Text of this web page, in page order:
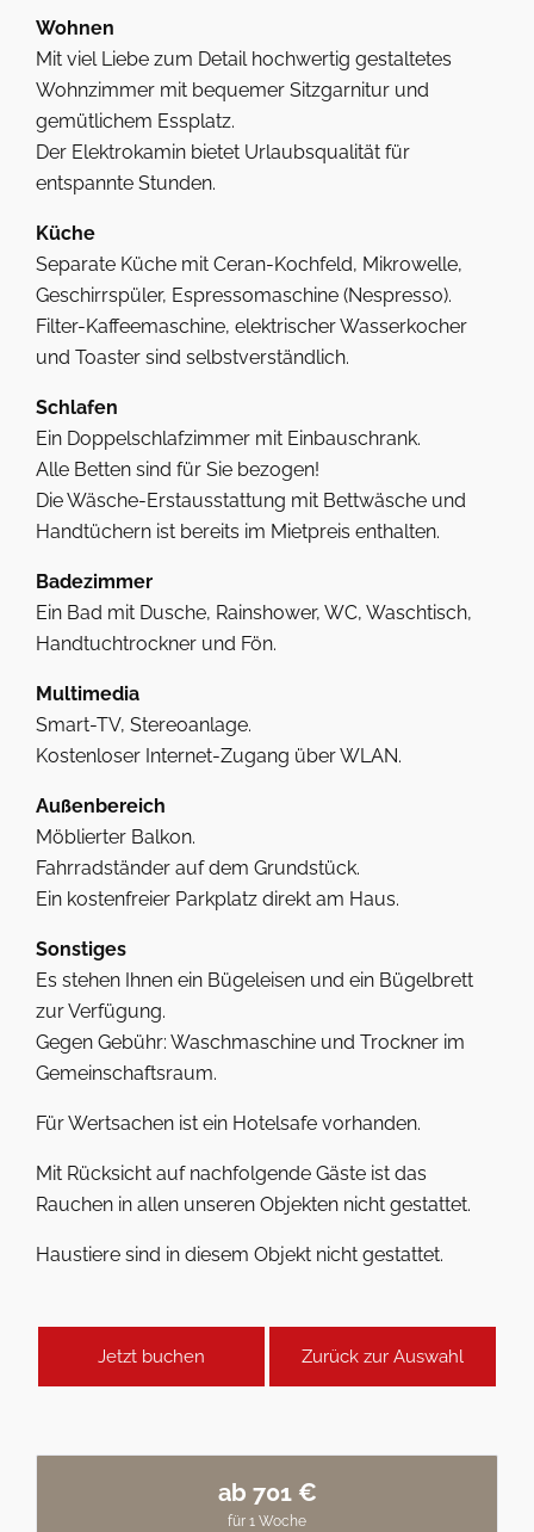
Wohnen
Mit viel Liebe zum Detail hochwertig gestaltetes
Wohnzimmer mit bequemer Sitzgarnitur und
gemütlichem Essplatz.
Der Elektrokamin bietet Urlaubsqualität für
entspannte Stunden.
Küche
Separate Küche mit Ceran-Kochfeld, Mikrowelle,
Geschirrspüler, Espressomaschine (Nespresso).
Filter-Kaffeemaschine, elektrischer Wasserkocher
und Toaster sind selbstverständlich.
Schlafen
Ein Doppelschlafzimmer mit Einbauschrank.
Alle Betten sind für Sie bezogen!
Die Wäsche-Erstausstattung mit Bettwäsche und
Handtüchern ist bereits im Mietpreis enthalten.
Badezimmer
Ein Bad mit Dusche, Rainshower, WC, Waschtisch,
Handtuchtrockner und Fön.
Multimedia
Smart-TV, Stereoanlage.
Kostenloser Internet-Zugang über WLAN.
Außenbereich
Möblierter Balkon.
Fahrradständer auf dem Grundstück.
Ein kostenfreier Parkplatz direkt am Haus.
Sonstiges
Es stehen Ihnen ein Bügeleisen und ein Bügelbrett
zur Verfügung.
Gegen Gebühr: Waschmaschine und Trockner im
Gemeinschaftsraum.
Für Wertsachen ist ein Hotelsafe vorhanden.
Mit Rücksicht auf nachfolgende Gäste ist das
Rauchen in allen unseren Objekten nicht gestattet.
Haustiere sind in diesem Objekt nicht gestattet.
Jetzt buchen Zurück zur Auswahl
ab 701 €
für 1 Woche